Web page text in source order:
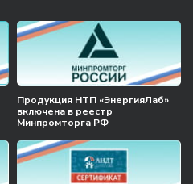
Продукция НТП «ЭнергияЛаб»
включена в реестр
Минпромторга РФ